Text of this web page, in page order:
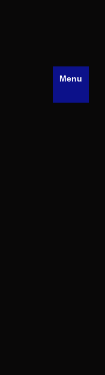
Menu